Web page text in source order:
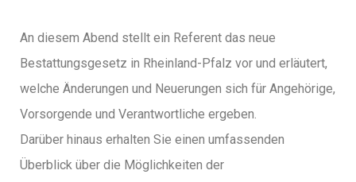
An diesem Abend stellt ein Referent das neue
Bestattungsgesetz in Rheinland-Pfalz vor und erläutert,
welche Änderungen und Neuerungen sich für Angehörige,
Vorsorgende und Verantwortliche ergeben.
Darüber hinaus erhalten Sie einen umfassenden
Überblick über die Möglichkeiten der